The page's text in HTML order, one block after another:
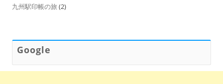
九州駅印帳の旅 (2)
Google